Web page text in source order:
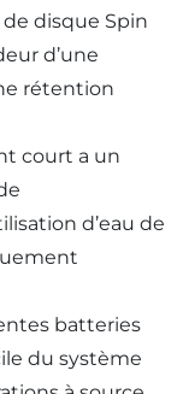
disque Spin
d’une
rétention
court a un
d’eau de
batteries
du système